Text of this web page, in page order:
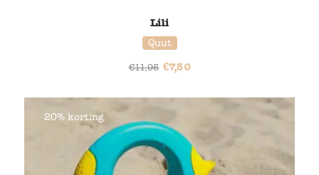
Lili
Quut
€11,95 €7,50
20% korting